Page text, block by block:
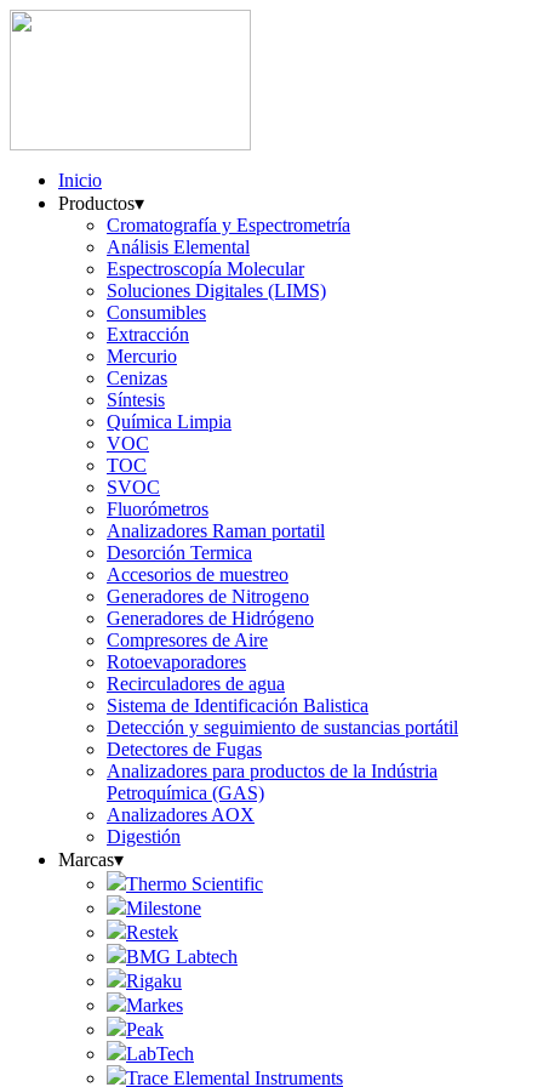
Inicio
Productos▾
Cromatografía y Espectrometría
Análisis Elemental
Espectroscopía Molecular
Soluciones Digitales (LIMS)
Consumibles
Extracción
Mercurio
Cenizas
Síntesis
Química Limpia
VOC
TOC
SVOC
Fluorómetros
Analizadores Raman portatil
Desorción Termica
Accesorios de muestreo
Generadores de Nitrogeno
Generadores de Hidrógeno
Compresores de Aire
Rotoevaporadores
Recirculadores de agua
Sistema de Identificación Balistica
Detección y seguimiento de sustancias portátil
Detectores de Fugas
Analizadores para productos de la Indústria
Petroquímica (GAS)
Analizadores AOX
Digestión
Marcas▾
Thermo Scientific
Milestone
Restek
BMG Labtech
Rigaku
Markes
Peak
LabTech
Trace Elemental Instruments